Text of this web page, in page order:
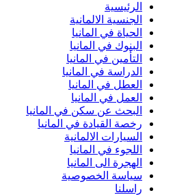
الرئيسية
الجنسية الالمانية
الحياة في المانيا
البنوك في المانيا
التأمين في المانيا
الدراسة في المانيا
العطل في المانيا
العمل في المانيا
البحث عن سكن في المانيا
رخصة القيادة في المانيا
السيارات الالمانية
اللجوء في المانيا
الهجرة الى المانيا
سياسة الخصوصية
راسلنا